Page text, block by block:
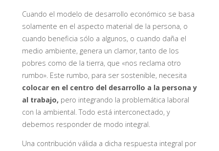
Cuando el modelo de desarrollo económico se basa
solamente en el aspecto material de la persona, o
cuando beneficia sólo a algunos, o cuando daña el
medio ambiente, genera un clamor, tanto de los
pobres como de la tierra, que «nos reclama otro
rumbo». Este rumbo, para ser sostenible, necesita
colocar en el centro del desarrollo a la persona y
al trabajo, pero integrando la problemática laboral
con la ambiental. Todo está interconectado, y
debemos responder de modo integral.
Una contribución válida a dicha respuesta integral por